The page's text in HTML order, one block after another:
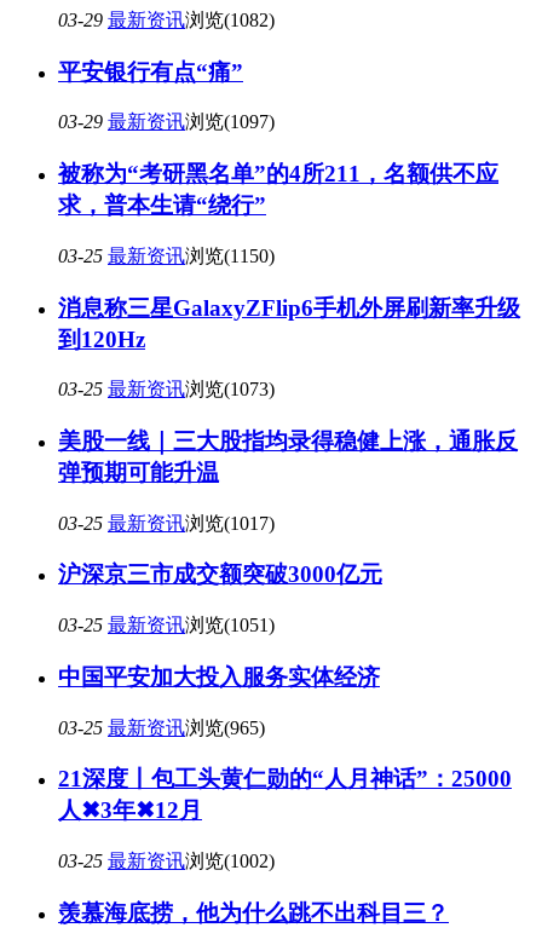
03-29 最新资讯浏览(1082)
平安银行有点“痛”
03-29 最新资讯浏览(1097)
被称为“考研黑名单”的4所211，名额供不应
求，普本生请“绕行”
03-25 最新资讯浏览(1150)
消息称三星GalaxyZFlip6手机外屏刷新率升级
到120Hz
03-25 最新资讯浏览(1073)
美股一线｜三大股指均录得稳健上涨，通胀反
弹预期可能升温
03-25 最新资讯浏览(1017)
沪深京三市成交额突破3000亿元
03-25 最新资讯浏览(1051)
中国平安加大投入服务实体经济
03-25 最新资讯浏览(965)
21深度丨包工头黄仁勋的“人月神话”：25000
人✖3年✖12月
03-25 最新资讯浏览(1002)
羡慕海底捞，他为什么跳不出科目三？